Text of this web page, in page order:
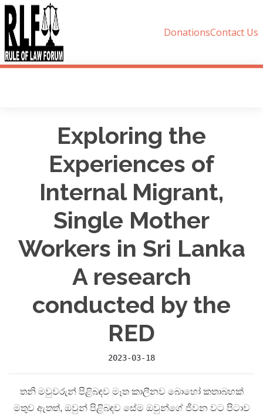
DonationsContact Us
Exploring the
Experiences of
Internal Migrant,
Single Mother
Workers in Sri Lanka
A research
conducted by the
RED
2023-03-18
තනි මවුවරුන් පිළිබඳව මෑත කාලීනව බොහෝ කතාබහක්
මතුව ඇතත්, ඔවුන් පිළිබඳව සේම ඔවුන්ගේ ජීවන වට පිටාව